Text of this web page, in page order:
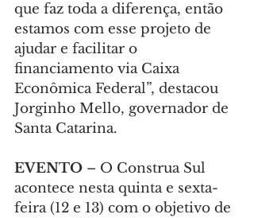
que faz toda a diferença, então
estamos com esse projeto de
ajudar e facilitar o
financiamento via Caixa
Econômica Federal”, destacou
Jorginho Mello, governador de
Santa Catarina.
EVENTO – O Construa Sul
acontece nesta quinta e sexta-
feira (12 e 13) com o objetivo de